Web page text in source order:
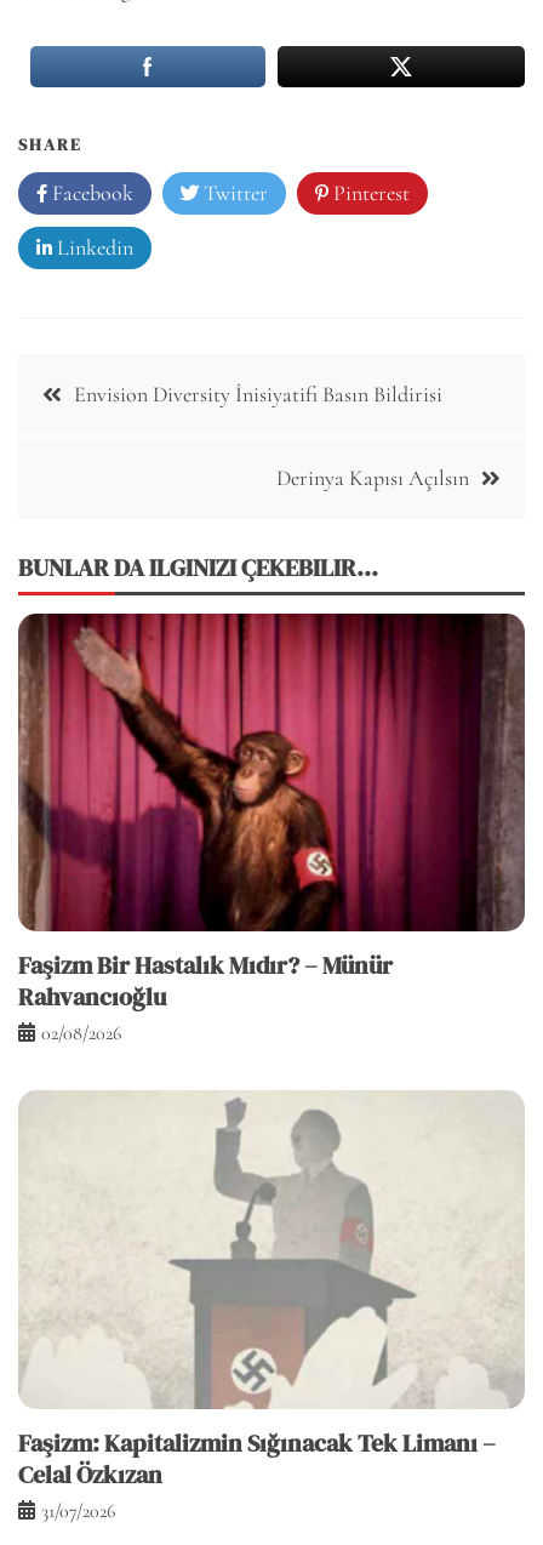
SHARE
Facebook Twitter Pinterest
Linkedin
Post Envision Diversity İnisiyatifi Basın Bildirisi
Derinya Kapısı Açılsın
BUNLAR DA ILGINIZI ÇEKEBILIR...
Faşizm Bir Hastalık Mıdır? – Münür
Rahvancıoğlu
02/08/2026
Faşizm: Kapitalizmin Sığınacak Tek Limanı –
Celal Özkızan
31/07/2026